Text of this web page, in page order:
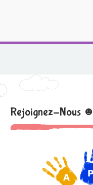
Rejoignez-Nous ☻